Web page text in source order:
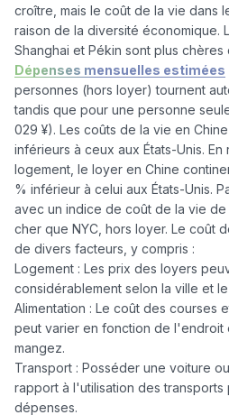
croître, mais le coût de la vie dans
raison de la diversité économique.
Dépenses mensuelles estimées
personnes (hors loyer) tournent
tandis que pour une personne
029 ¥). Les coûts de la vie en
inférieurs à ceux aux États-Unis.
logement, le loyer en Chine
% inférieur à celui aux États-Unis.
avec un indice de coût de la vie
cher que NYC, hors loyer. Le coût
de divers facteurs, y compris :
Logement : Les prix des loyers
considérablement selon la ville et
Alimentation : Le coût des courses
peut varier en fonction de l'endroit
mangez.
Transport : Posséder une voiture
rapport à l'utilisation des
dépenses.